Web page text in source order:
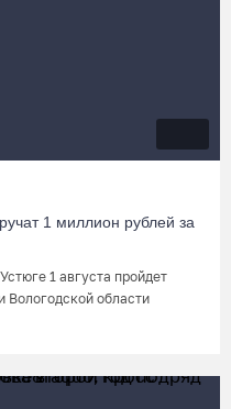
1 миллион рублей за
1 августа пройдет
Вологодской области